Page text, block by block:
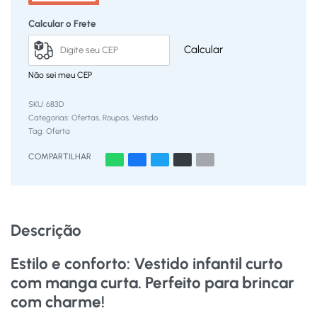
Calcular o Frete
Calcular
Não sei meu CEP
683D
Categorias: Ofertas Roupas Vestido
Tag: Oferta
COMPARTILHAR
Descrição
Estilo e conforto: Vestido infantil curto
com manga curta. Perfeito para brincar
com charme!